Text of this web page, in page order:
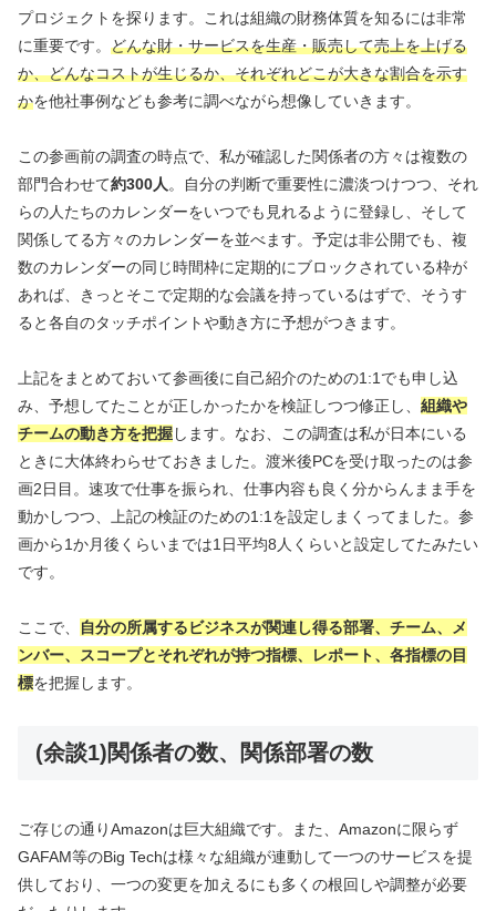
プロジェクトを探ります。これは組織の財務体質を知るには非常
に重要です。 どんな財・サービスを生産・販売して売上を上げる
か、どんなコストが生じるか、それぞれどこが大きな割合を示す
かを他社事例なども参考に調べながら想像していきます。
この参画前の調査の時点で、私が確認した関係者の方々は複数の
部門合わせて約300人 。自分の判断で重要性に濃淡つけつつ、それ
らの人たちのカレンダーをいつでも見れるように登録し、そして
関係してる方々のカレンダーを並べます。予定は非公開でも、複
数のカレンダーの同じ時間枠に定期的にブロックされている枠が
あれば、きっとそこで定期的な会議を持っているはずで、そうす
ると各自のタッチポイントや動き方に予想がつきます。
上記をまとめておいて参画後に自己紹介のための1:1でも申し込
み、予想してたことが正しかったかを検証しつつ修正し、 組織や
チームの動き方を把握します。なお、この調査は私が日本にいる
ときに大体終わらせておきました。渡米後PCを受け取ったのは参
画2日目。速攻で仕事を振られ、仕事内容も良く分からんまま手を
動かしつつ、上記の検証のための1:1を設定しまくってました。参
画から1か月後くらいまでは1日平均8人くらいと設定してたみたい
です。
ここで、
自分の所属するビジネスが関連し得る部署、チーム、メ
ンバー、スコープとそれぞれが持つ指標、レポート、各指標の目
標を把握します。
(余談1)関係者の数、関係部署の数
ご存じの通りAmazonは巨大組織です。また、Amazonに限らず
GAFAM等のBig Techは様々な組織が連動して一つのサービスを提
供しており、一つの変更を加えるにも多くの根回しや調整が必要